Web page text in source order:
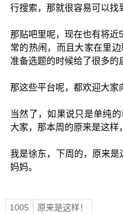
行搜索，那就很容易可以找
那贴吧里呢，现在也有将近
常的热闹，而且大家在里
准备选题的时候给了很多的
那这些平台呢，都欢迎大家
当然了，如果说只是单纯
大家，那本周的原来是这样
我是徐东，下周的，原来是
妈妈。
1005 原来是这样！